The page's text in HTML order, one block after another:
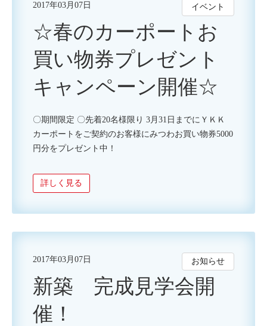
イベント
2017年03月07日
☆春のカーポートお
買い物券プレゼント
キャンペーン開催☆
〇期間限定 〇先着20名様限り 3月31日までにＹＫＫ
カーポートをご契約のお客様にみつわお買い物券5000
円分をプレゼント中！
詳しく見る
お知らせ
2017年03月07日
新築 完成見学会開
催！